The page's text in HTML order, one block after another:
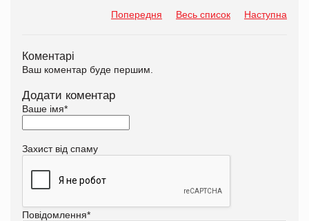
Попередня Весь список Наступна
Коментарі
Ваш коментар буде першим.
Додати коментар
Ваше імя*
Захист від спаму
Повідомлення*